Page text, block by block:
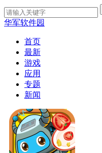
华军软件园
首页
最新
游戏
应用
专题
新闻